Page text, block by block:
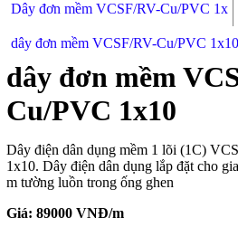
Dây đơn mềm VCSF/RV-Cu/PVC 1x
dây đơn mềm VCSF/RV-Cu/PVC 1x10
dây đơn mềm
Cu/PVC 1x10
Dây điện dân dụng mềm 1 lõi (1C)
1x10. Dây điện dân dụng lắp đặt cho
m tường luồn trong ống ghen
Giá: 89000VNĐ/m